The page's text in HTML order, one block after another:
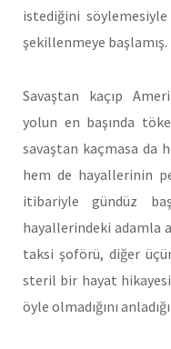
istediğini söylemesiyle
şekillenmeye başlamış.
Savaştan kaçıp
yolun en başında
savaştan kaçmasa da
hem de hayallerinin
itibariyle gündüz
hayallerindeki adamla
taksi şoförü, diğer
steril bir hayat
öyle olmadığını